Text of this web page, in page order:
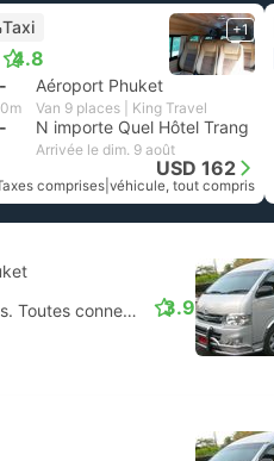
Taxi
4.8
+1
Aéroport Phuket
Van 9 places | King Travel
N importe Quel Hôtel Trang
Arrivée le dim. 9 août
USD 162
comprises véhicule, tout compris
3h 45m Ferry+Minibus. Toutes connexions garanties
3.9